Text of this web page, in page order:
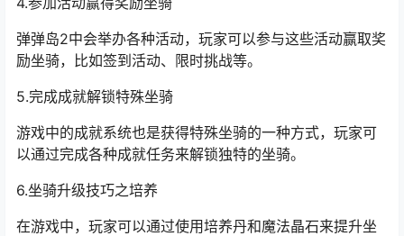
弹弹岛2中会举办各种活动，玩家可以参与这些活动赢取奖
励坐骑，比如签到活动、限时挑战等。
5.完成成就解锁特殊坐骑
游戏中的成就系统也是获得特殊坐骑的一种方式，玩家可
以通过完成各种成就任务来解锁独特的坐骑。
6.坐骑升级技巧之培养
在游戏中，玩家可以通过使用培养丹和魔法晶石来提升坐